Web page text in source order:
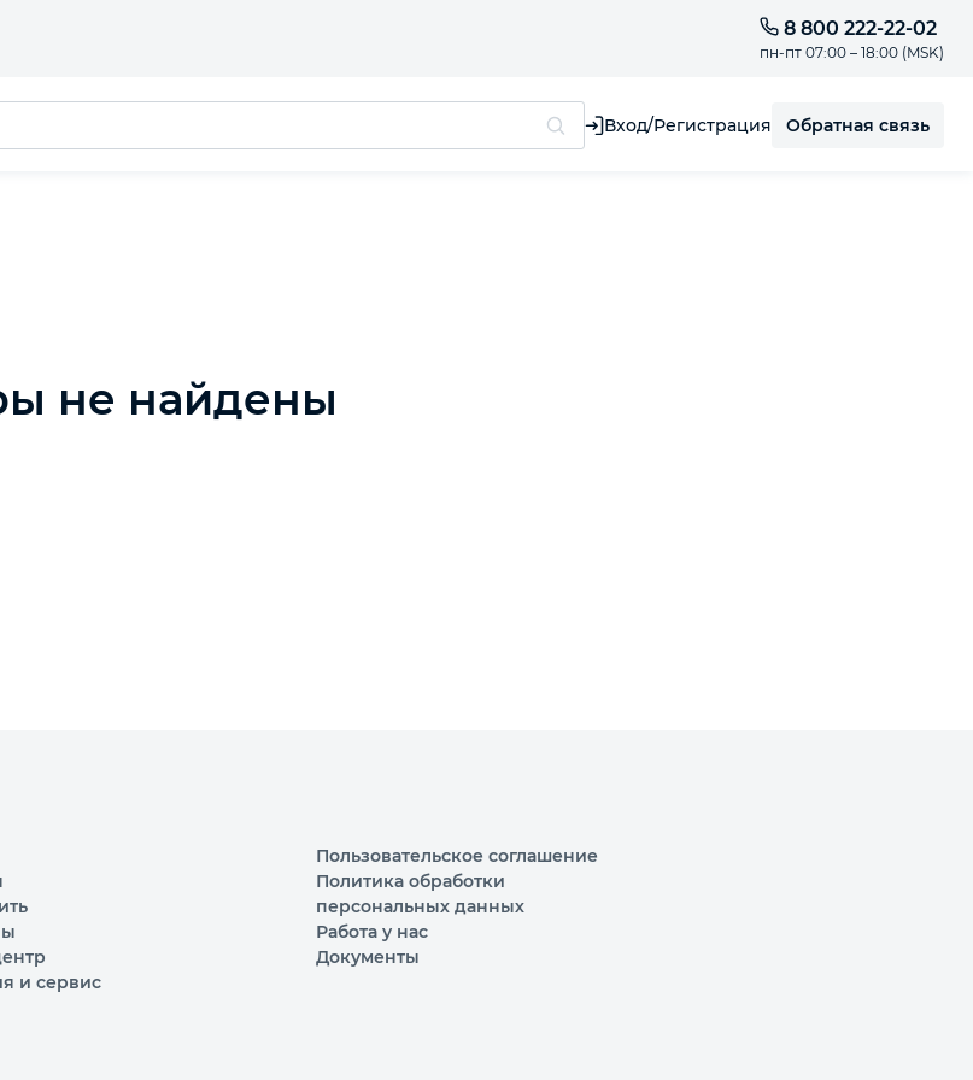
8 800 222-22-02
пн-пт 07:00 – 18:00 (MSK)
Вход/Регистрация Обратная связь
не найдены
и сервис
Пользовательское соглашение
Политика обработки
персональных данных
Работа у нас
Документы